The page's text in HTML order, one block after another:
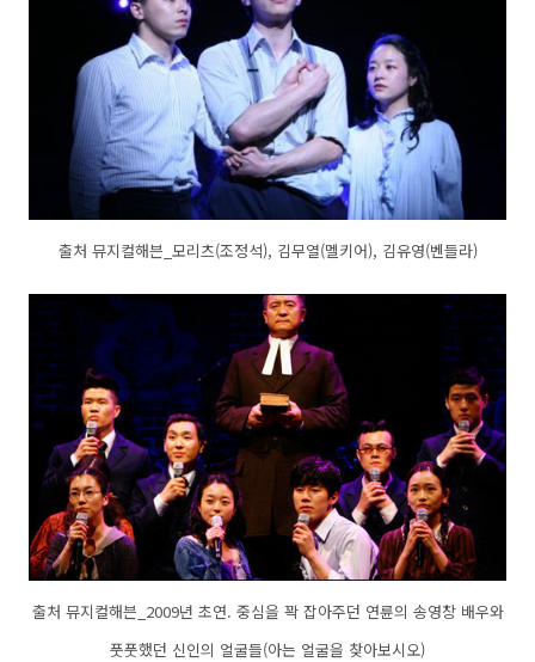
출처 뮤지컬해븐_모리츠(조정석), 김무열(멜키어), 김유영(벤들라)
출처 뮤지컬해븐_2009년 초연. 중심을 꽉 잡아주던 연륜의 송영창 배우와
풋풋했던 신인의 얼굴들(아는 얼굴을 찾아보시오)